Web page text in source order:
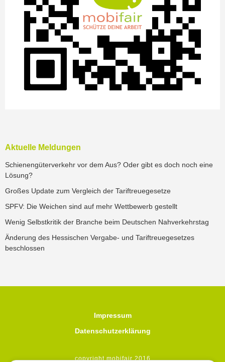
Aktuelle Meldungen
Schienengüterverkehr vor dem Aus? Oder gibt es doch noch eine
Lösung?
Großes Update zum Vergleich der Tariftreuegesetze
SPFV: Die Weichen sind auf mehr Wettbewerb gestellt
Wenig Selbstkritik der Branche beim Deutschen Nahverkehrstag
Änderung des Hessischen Vergabe- und Tariftreuegesetzes
beschlossen
Impressum
Datenschutzerklärung
copyright mobifair 2016